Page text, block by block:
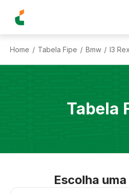
Home / Tabela Fipe / Bmw / I3 Rex
Tabela
Escolha